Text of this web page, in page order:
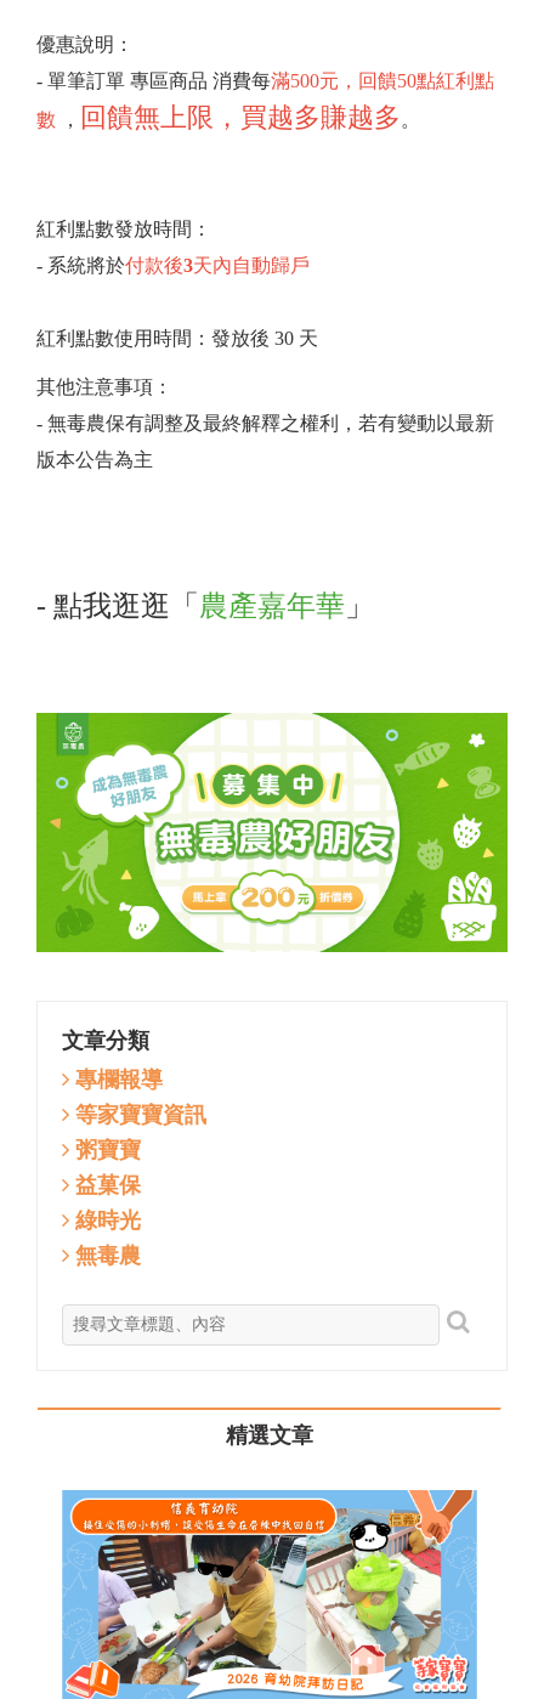
優惠說明：
- 單筆訂單 專區商品 消費每滿500元，回饋50點紅利點
數
， 回饋無上限，買越多賺越多 。
紅利點數發放時間：
- 系統將於付款後3天內自動歸戶
紅利點數使用時間：發放後 30 天
其他注意事項：
- 無毒農保有調整及最終解釋之權利，若有變動以最新
版本公告為主
- 點我逛逛「 農產嘉年華 」
文章分類
專欄報導
等家寶寶資訊
粥寶寶
益菓保
綠時光
無毒農
精選文章